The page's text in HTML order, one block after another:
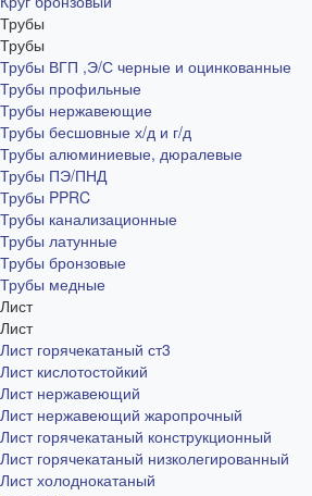
Трубы
Трубы
Трубы ВГП ,Э/С черные и оцинкованные
Трубы профильные
Трубы нержавеющие
Трубы бесшовные х/д и г/д
Трубы алюминиевые, дюралевые
Трубы ПЭ/ПНД
Трубы PPRC
Трубы канализационные
Трубы латунные
Трубы бронзовые
Трубы медные
Лист
Лист
Лист горячекатаный ст3
Лист кислотостойкий
Лист нержавеющий
Лист нержавеющий жаропрочный
Лист горячекатаный конструкционный
Лист горячекатаный низколегированный
Лист холоднокатаный